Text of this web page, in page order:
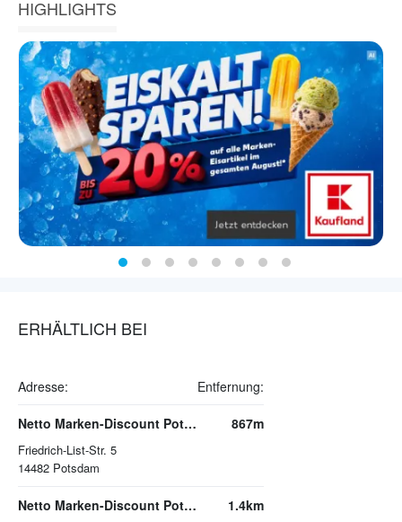
HIGHLIGHTS
ERHÄLTLICH BEI
Adresse: Entfernung:
Netto Marken-Discount Potsdam
Friedrich-List-Str. 5
14482 Potsdam
867m
Netto Marken-Discount Potsdam 1.4km